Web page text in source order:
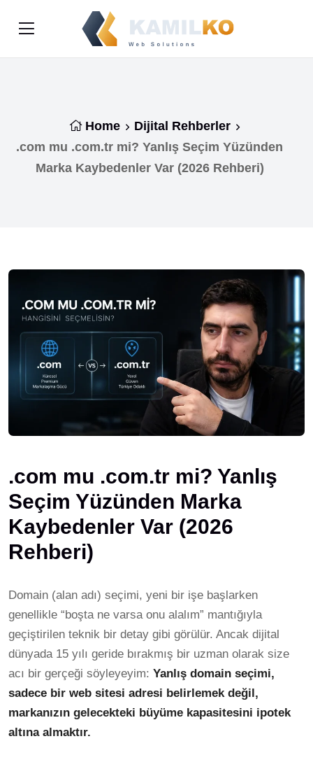
Home
Dijital Rehberler
.com mu .com.tr mi? Yanlış Seçim Yüzünden
Marka Kaybedenler Var (2026 Rehberi)
.com mu .com.tr mi? Yanlış
Seçim Yüzünden Marka
Kaybedenler Var (2026
Rehberi)
Domain (alan adı) seçimi, yeni bir işe başlarken
genellikle “boşta ne varsa onu alalım” mantığıyla
geçiştirilen teknik bir detay gibi görülür. Ancak dijital
dünyada 15 yılı geride bırakmış bir uzman olarak size
acı bir gerçeği söyleyeyim: Yanlış domain seçimi,
sadece bir web sitesi adresi belirlemek değil,
markanızın gelecekteki büyüme kapasitesini ipotek
altına almaktır.